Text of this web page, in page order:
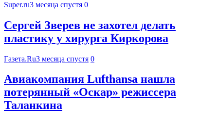
Super.ru3 месяца спустя 0
Сергей Зверев не захотел делать
пластику у хирурга Киркорова
Газета.Ru3 месяца спустя 0
Авиакомпания Lufthansa нашла
потерянный «Оскар» режиссера
Таланкина